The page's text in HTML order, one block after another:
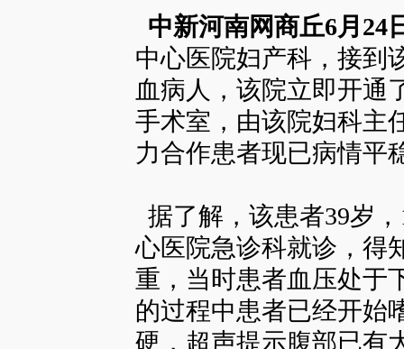
中新河南网商丘6月24
中心医院妇产科，接到
血病人，该院立即开通
手术室，由该院妇科主
力合作患者现已病情平
据了解，该患者39岁
心医院急诊科就诊，得
重，当时患者血压处于
的过程中患者已经开始
硬，超声提示腹部已有